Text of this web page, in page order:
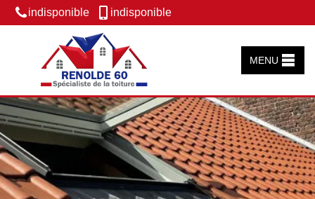
indisponible indisponible
MENU